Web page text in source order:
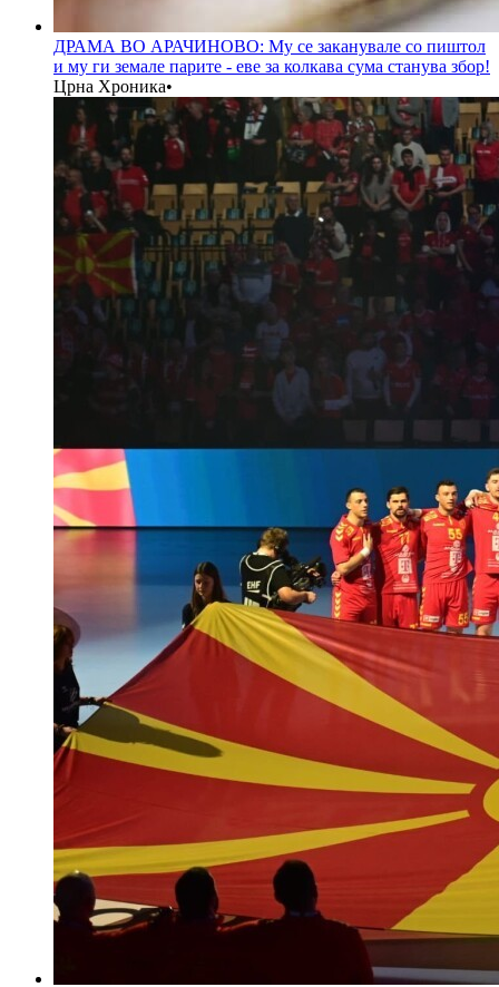
ДРАМА ВО АРАЧИНОВО: Му се заканувале со пиштол
и му ги земале парите - еве за колкава сума станува збор!
Црна Хроника•